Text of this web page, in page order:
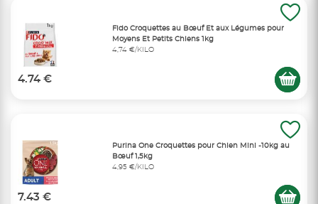
Fido Croquettes au Bœuf Et aux Légumes pour
Moyens Et Petits Chiens 1kg
4,74 €/KILO
4.74 €
Purina One Croquettes pour Chien Mini -10kg au
Bœuf 1,5kg
4,95 €/KILO
7.43 €